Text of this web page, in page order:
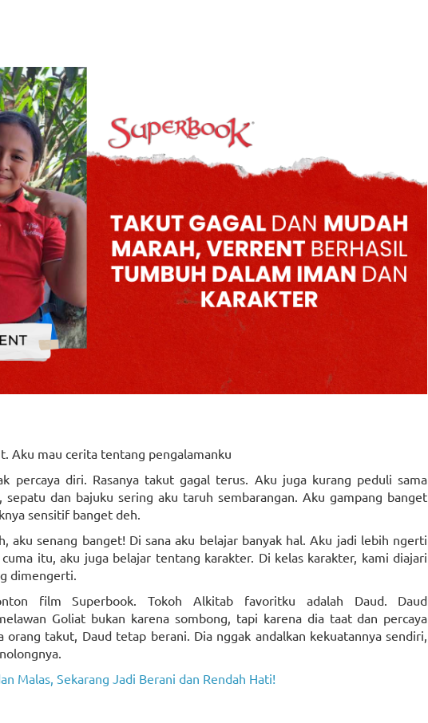
Aku mau cerita tentang pengalamanku
percaya diri. Rasanya takut gagal terus. Aku juga kurang peduli sama
sepatu dan bajuku sering aku taruh sembarangan. Aku gampang banget
sensitif banget deh.
aku senang banget! Di sana aku belajar banyak hal. Aku jadi lebih ngerti
itu, aku juga belajar tentang karakter. Di kelas karakter, kami diajari
dimengerti.
film Superbook. Tokoh Alkitab favoritku adalah Daud. Daud
Goliat bukan karena sombong, tapi karena dia taat dan percaya
orang takut, Daud tetap berani. Dia nggak andalkan kekuatannya sendiri,
Malas, Sekarang Jadi Berani dan Rendah Hati!